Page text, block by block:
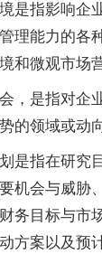
指影响企
理能力的各
和微观市场
是指对企
的领域或动向
指在研究
机会与威胁
务目标与市
方案以及预